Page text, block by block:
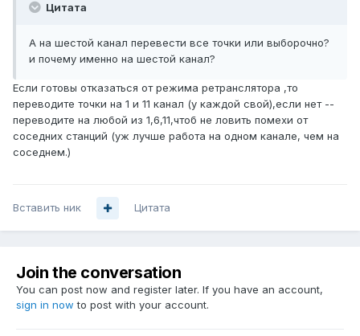
Цитата
А на шестой канал перевести все точки или выборочно?
и почему именно на шестой канал?
Если готовы отказаться от режима ретранслятора ,то
переводите точки на 1 и 11 канал (у каждой свой),если нет --
переводите на любой из 1,6,11,чтоб не ловить помехи от
соседних станций (уж лучше работа на одном канале, чем на
соседнем.)
Вставить ник Цитата
Join the conversation
You can post now and register later. If you have an account,
sign in now to post with your account.